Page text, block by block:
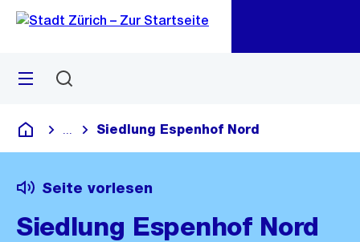
Navigation
Sprunglink
Menü
Deutsch
Blende alle Breadcrumbs ein
Siedlung Espenhof Nord
Seite vorlesen
Siedlung Espenhof Nord